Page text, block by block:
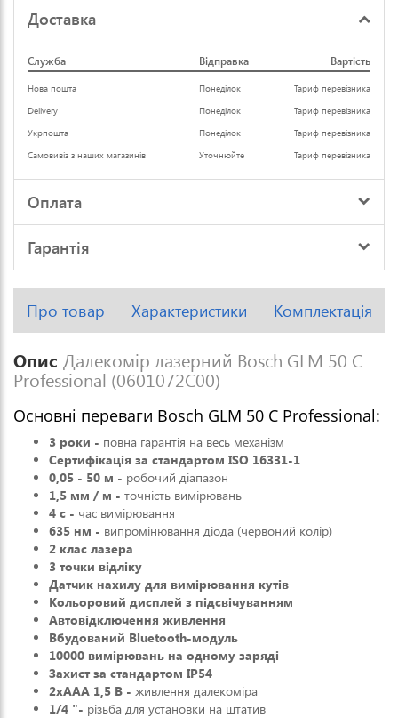
Доставка
Служба Відправка Вартість
Нова пошта Понеділок
Тариф перевізника
Delivery
Понеділок
Тариф перевізника
Укрпошта
Понеділок
Тариф перевізника
Самовивіз з наших магазинів
Уточнюйте Тариф перевізника
Оплата
Гарантія
Про товар Характеристики Комплектація
Опис Далекомір лазерний Bosch GLM 50 C
Professional (0601072C00)
Основні переваги Bosch GLM 50 C Professional:
3 роки - повна гарантія на весь механізм
Сертифікація за стандартом ISO 16331-1
0,05 - 50 м - робочий діапазон
1,5 мм / м - точність вимірювань
4 c - час вимірювання
635 нм - випромінювання діода (червоний колір)
2 клас лазера
3 точки відліку
Датчик нахилу для вимірювання кутів
Кольоровий дисплей з підсвічуванням
Автовідключення живлення
Вбудований Bluetooth-модуль
10000 вимірювань на одному заряді
Захист за стандартом IP54
2xAAA 1,5 В - живлення далекоміра
1/4 "- різьба для установки на штатив